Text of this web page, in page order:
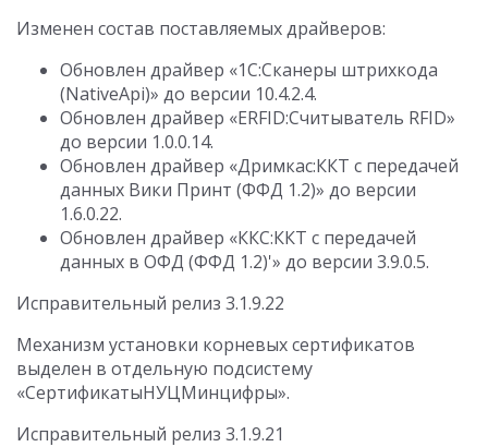
Изменен состав поставляемых драйверов:
Обновлен драйвер «1С:Сканеры штрихкода
(NativeApi)» до версии 10.4.2.4.
Обновлен драйвер «ERFID:Считыватель RFID»
до версии 1.0.0.14.
Обновлен драйвер «Дримкас:ККТ с передачей
данных Вики Принт (ФФД 1.2)» до версии
1.6.0.22.
Обновлен драйвер «ККС:ККТ с передачей
данных в ОФД (ФФД 1.2)'» до версии 3.9.0.5.
Исправительный релиз 3.1.9.22
Механизм установки корневых сертификатов
выделен в отдельную подсистему
«СертификатыНУЦМинцифры».
Исправительный релиз 3.1.9.21